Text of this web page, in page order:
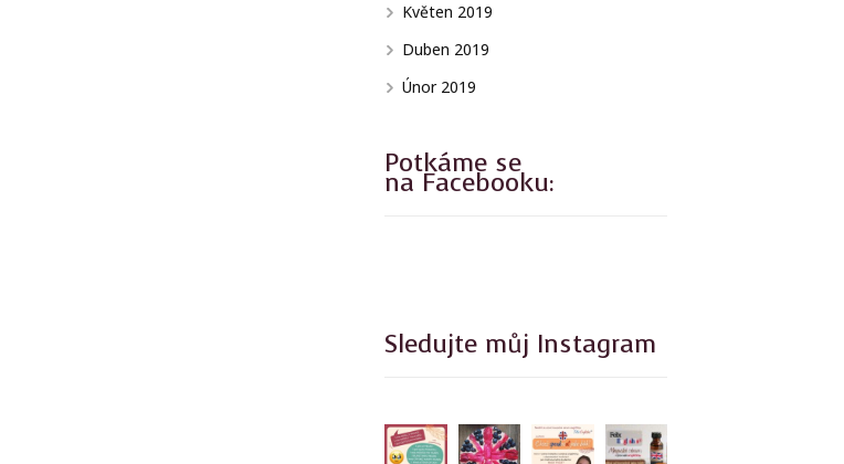
Květen 2019
Duben 2019
Únor 2019
Potkáme se
na Facebooku:
Sledujte můj Instagram